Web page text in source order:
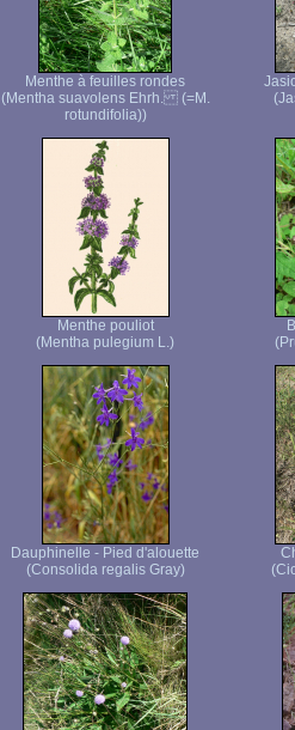
Menthe à feuilles rondes
(Mentha suavolens Ehrh. (=M.
rotundifolia))
Menthe pouliot
(Mentha pulegium L.)
Dauphinelle - Pied d'alouette
(Consolida regalis Gray)